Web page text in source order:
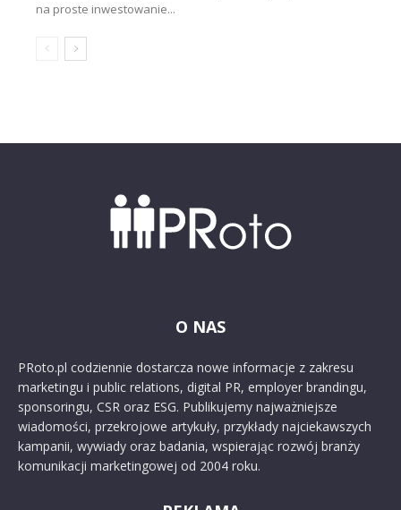
na proste inwestowanie...
O NAS
PRoto.pl codziennie dostarcza nowe informacje z zakresu
marketingu i public relations, digital PR, employer brandingu,
sponsoringu, CSR oraz ESG. Publikujemy najważniejsze
wiadomości, przekrojowe artykuły, przykłady najciekawszych
kampanii, wywiady oraz badania, wspierając rozwój branży
komunikacji marketingowej od 2004 roku.